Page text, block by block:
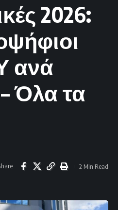
2026:
ανά
Όλα τα
2 Min Read